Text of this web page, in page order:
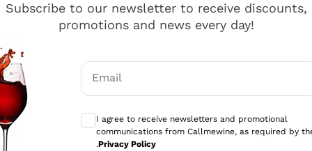
diversi e con un ampio range di prezzo. Le
Subscribe to our newsletter to receive discounts,
promotions and news every day!
Email
I agree to receive newsletters and promotional
communications from Callmewine, as required by
.Privacy Policy